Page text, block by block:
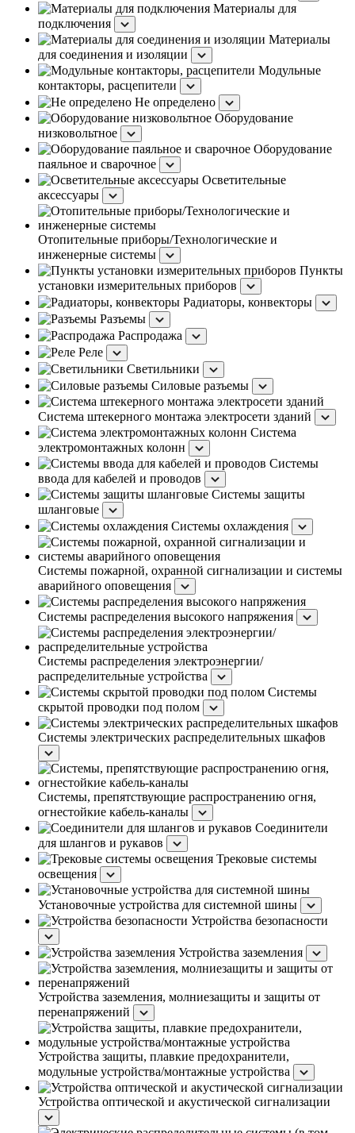
Материалы для
подключения
Материалы
для соединения и изоляции
Модульные
контакторы, расцепители
Не определено
Оборудование
низковольтное
Оборудование
паяльное и сварочное
Осветительные
аксессуары
Отопительные приборы/Технологические и
инженерные системы
Пункты
установки измерительных приборов
Радиаторы, конвекторы
Разъемы
Распродажа
Реле
Светильники
Силовые разъемы
Система штекерного монтажа электросети зданий
Система
электромонтажных колонн
Системы
ввода для кабелей и проводов
Системы защиты
шланговые
Системы охлаждения
Системы пожарной, охранной сигнализации и системы
аварийного оповещения
Системы распределения высокого напряжения
Системы распределения электроэнергии/
распределительные устройства
Системы
скрытой проводки под полом
Системы электрических распределительных шкафов
Системы, препятствующие распространению огня,
огнестойкие кабель-каналы
Соединители
для шлангов и рукавов
Трековые системы
освещения
Установочные устройства для системной шины
Устройства безопасности
Устройства заземления
Устройства заземления, молниезащиты и защиты от
перенапряжений
Устройства защиты, плавкие предохранители,
модульные устройства/монтажные устройства
Устройства оптической и акустической сигнализации